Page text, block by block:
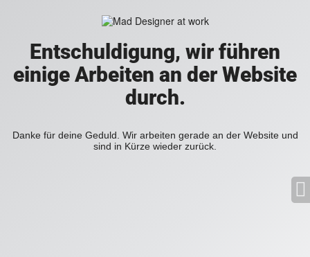
Entschuldigung, wir führen
einige Arbeiten an der Website
durch.
Danke für deine Geduld. Wir arbeiten gerade an der Website und
sind in Kürze wieder zurück.